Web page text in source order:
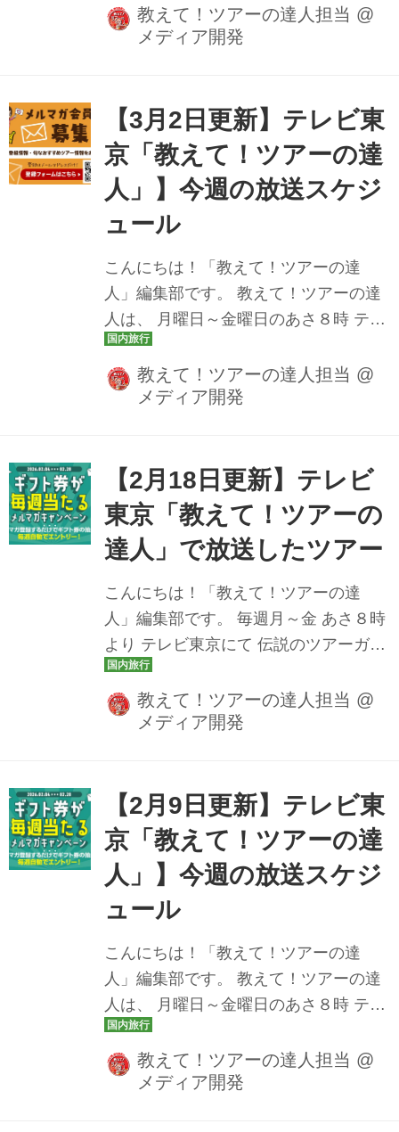
み方をご案内しております！ 先週は放
送300回を迎えました！300回記念のキ
す。 教えて！ツアーの達人では、
YouTube公式チャンネルにて放送した
番組動画も公開しております。 楽しみ
にしていたあのツアーの放送を見逃し
ても安心です♪ ぜひチェックしてみてく
夏祭りを一度に見物 高知のよさこい祭
り・徳島の阿波踊り満喫ツアー 後編 ＞
1泊目は「...
教えて！ツアーの達人担当 @
メディア開発
【3月2日更新】テレビ東
京「教えて！ツアーの達
人」】今週の放送スケジ
ュール
こんにちは！「教えて！ツアーの達
人」編集部です。 教えて！ツアーの達
人は、 月曜日～金曜日のあさ８時 テレ
ビ東京にて放送中です♪ 今週の放送スケ
ジュールをツアー情報とともにお届け
いたします。 どんなツアーが登場する
を一度に見物 高知のよさこい祭り・徳
島の阿波踊り満喫ツアー 後編 ＞「高知
よさこい祭り」会場徒歩圏内のホテル
に宿泊 桟敷席から見る「徳島阿波おど
温泉も”まるごと満足” 尾瀬ヶ原と谷川
岳・一ノ倉沢ハイキングツアー ＞尾瀬
と観光･温泉もまるごと満足な2日間 尾
教えて！ツアーの達人担当 @
メディア開発
【2月18日更新】テレビ
東京「教えて！ツアーの
達人」で放送したツアー
こんにちは！「教えて！ツアーの達
人」編集部です。 毎週月～金 あさ８時
より テレビ東京にて 伝説のツアーガイ
ド 路子とともにイマ行くべき旅や楽し
み方をご案内しております！ 先週は立
山黒部アルペンルートのツアーが今年
公式チャンネルにて放送した番組動画
を公開しております。 楽しみにしてい
たあのツアーの放送を見逃しても安心
です♪ 2月9日（月） おひとり参加も大
歓迎！下関春帆楼本店で食すフグ会席
間 ＞[番組スペシャルプラン]下関の春帆
楼本店で食すふぐ会席 北九州･山口ぐる
っと周...
教えて！ツアーの達人担当 @
メディア開発
【2月9日更新】テレビ東
京「教えて！ツアーの達
人」】今週の放送スケジ
ュール
こんにちは！「教えて！ツアーの達
人」編集部です。 教えて！ツアーの達
人は、 月曜日～金曜日のあさ８時 テレ
ビ東京にて放送中です♪ 今週の放送スケ
ジュールをツアー情報とともにお届け
いたします。 どんなツアーが登場する
教えて！ツアーの達人担当 @
メディア開発